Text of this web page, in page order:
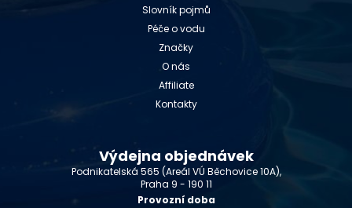
Slovník pojmů
Péče o vodu
Značky
O nás
Affiliate
Kontakty
Výdejna objednávek
Podnikatelská 565 (Areál VÚ Běchovice 10A),
Praha 9 - 190 11
Provozní doba